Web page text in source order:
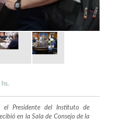
Presidente del Instituto de
en la Sala de Consejo de la